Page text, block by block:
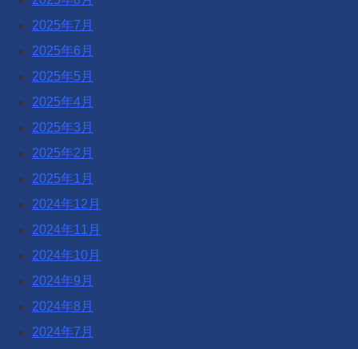
2025年7月
2025年6月
2025年5月
2025年4月
2025年3月
2025年2月
2025年1月
2024年12月
2024年11月
2024年10月
2024年9月
2024年8月
2024年7月